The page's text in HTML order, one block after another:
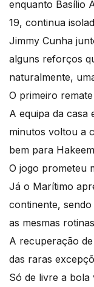
enquanto Basílio
19, continua
Jimmy Cunha
alguns reforços
naturalmente,
O primeiro
A equipa da casa
minutos voltou a
bem para
O jogo prometeu
Já o Marítimo
continente,
as mesmas
A recuperação
das raras
Só de livre a